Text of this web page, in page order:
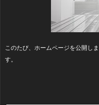
このたび、ホームページを公開し
す。